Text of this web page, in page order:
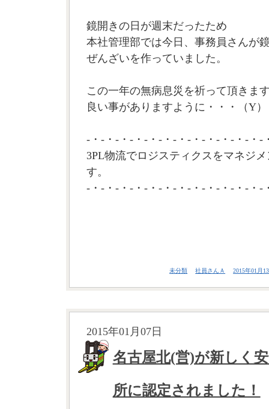
鏡開きの日が週末だったため
本社管理部では今日、事務員さんが
ぜんざいを作っていました。
この一年の無病息災を祈って頂きま
良い事がありますように・・・（Y）
-・-・-・-・-・-・-・-・-・-・-・-・-
3PL物流でロジスティクスをマネジ
す。
-・-・-・-・-・-・-・-・-・-・-・-・-
未分類 社員さんＡ 2015年01月
2015年01月07日
名古屋北(営)が新しく
所に認定されました！